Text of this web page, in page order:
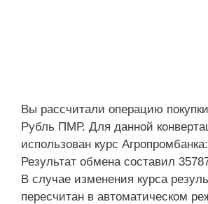
Вы рассчитали операцию
Рубль ПМР. Для данной
использован курс
Результат обмена составил
В случае изменения курса
пересчитан в автоматическом